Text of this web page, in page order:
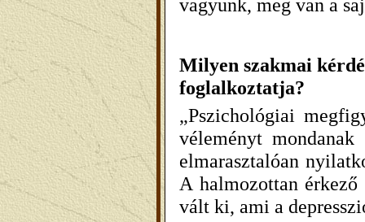
vagyunk, meg van a
Milyen szakmai
foglalkoztatja?
„Pszichológiai
véleményt
elmarasztalóan
A halmozottan érkező
vált ki, ami a